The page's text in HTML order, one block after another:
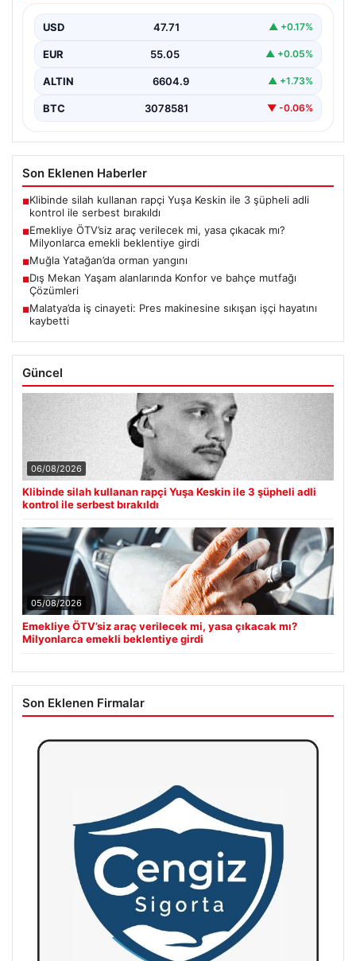
USD 47.71 ▲ +0.17%
EUR 55.05 ▲ +0.05%
ALTIN 6604.9 ▲ +1.73%
BTC 3078581 ▼ -0.06%
Son Eklenen Haberler
■Klibinde silah kullanan rapçi Yuşa Keskin ile 3 şüpheli adli
kontrol ile serbest bırakıldı
■Emekliye ÖTV’siz araç verilecek mi, yasa çıkacak mı?
Milyonlarca emekli beklentiye girdi
■Muğla Yatağan’da orman yangını
■Dış Mekan Yaşam alanlarında Konfor ve bahçe mutfağı
Çözümleri
■Malatya’da iş cinayeti: Pres makinesine sıkışan işçi hayatını
kaybetti
Güncel
06/08/2026
Klibinde silah kullanan rapçi Yuşa Keskin ile 3 şüpheli adli
kontrol ile serbest bırakıldı
05/08/2026
Emekliye ÖTV’siz araç verilecek mi, yasa çıkacak mı?
Milyonlarca emekli beklentiye girdi
Son Eklenen Firmalar